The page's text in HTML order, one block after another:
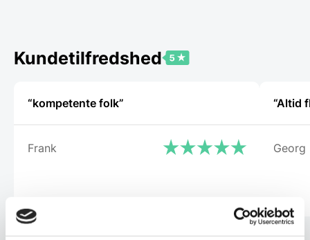
Kundetilfredshed
“kompetente folk”
Frank
“Altid
Georg